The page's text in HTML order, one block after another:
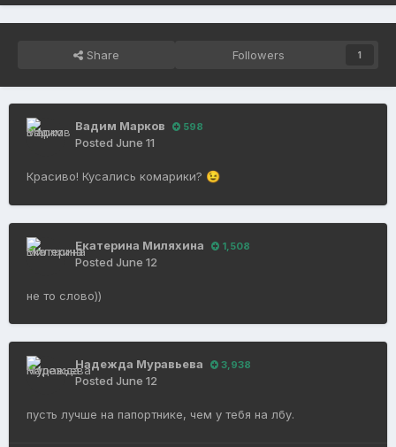
Share Followers 1
Вадим Марков 598
Posted June 11
Красиво! Кусались комарики? 😉
Екатерина Миляхина 1,508
Posted June 12
не то слово))
Надежда Муравьева 3,938
Posted June 12
пусть лучше на папортнике, чем у тебя на лбу.